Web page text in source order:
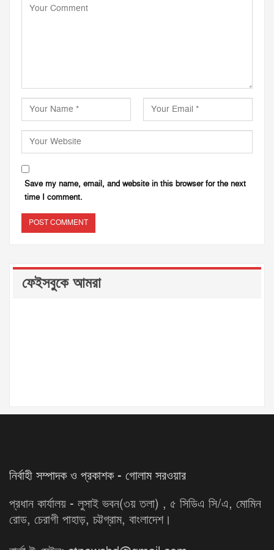
Save my name, email, and website in this browser for the next
time I comment.
ফেইসবুকে আমরা
নির্বাহী সম্পাদক ও প্রকাশক - গোলাম সরওয়ার
প্রধান কার্যালয় - লুসাই ভবন(৩য় তলা) , ৫ সিডিএ সি/এ, মোমিন
রোড, চেরাগী পাহাড়, চট্টগ্রাম, বাংলাদেশ।